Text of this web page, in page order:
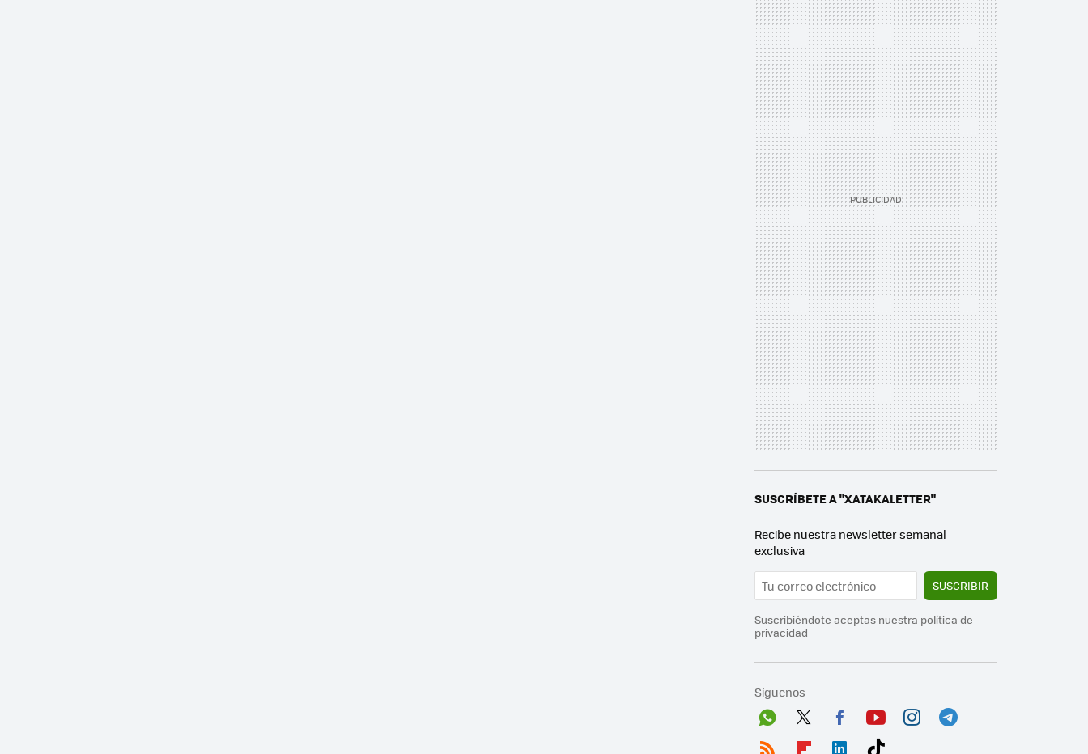
SUSCRÍBETE A "XATAKALETTER"
Recibe nuestra newsletter semanal
exclusiva
SUSCRIBIR
Suscribiéndote aceptas nuestra política de
privacidad
Síguenos
Wh
Twit
Fac
You